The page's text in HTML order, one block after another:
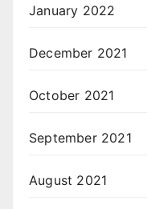
January 2022
December 2021
October 2021
September 2021
August 2021